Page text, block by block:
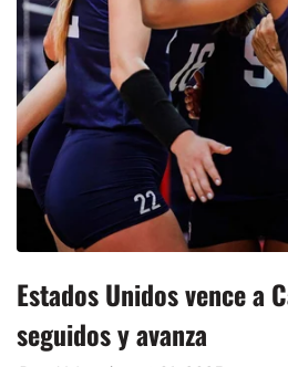
Estados Unidos vence a
seguidos y avanza